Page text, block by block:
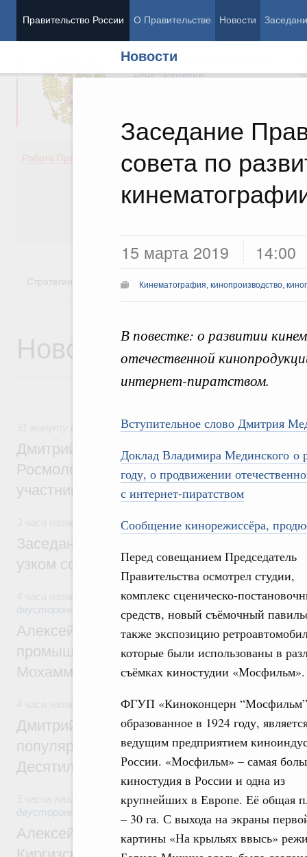
Правительство России О Правительстве Новости
Новости
Заседание
совета по
15 марта 2019 14:00
Кинематография, кинопроизводство,
В повестке: о развитии
отечественной
интернет-пиратством.
Вступительное слово Дмитрия
Доклад Владимира Мединского о
году, о продвижении
с интернет-пиратством
Сообщение кинорежиссёра,
Перед совещанием Председатель
Правительства осмотрел студии,
комплекс сценическо-
средств, новый съёмочный
также экспозицию
которые были использованы в
съёмках киностудии «Мосфильм».
ФГУП «Киноконцерн
образованное в 1924 году,
ведущим предприятием
России. «Мосфильм» – самая
киностудия в России и одна из
крупнейших в Европе. Её общая
– 30 га. С выхода на экраны
картины «На крыльях ввысь»
Председатель Правительства
Вице-премьеры
Работа Правительства
Демография
Здоровье
Культура
Стратегии Государственные программы
Новости
Молодёжная политика
Дмитрий Чернышенко, Сергей Кравцов и
Росмолодёжи Григорий Гуров
участников проекта «Кольцо открытий»
Евразийский экономический союз.
Заседание Евразийского
узком составе
Экономические отношения с зарубежными
двусторонней основе
Алексей Оверчук провёл рабочую
промышленности, недропользования и
Мохаммадом Атабаком
Внутренний и въездной туризм
Дмитрий Чернышенко: Порядка 110
популярного туризма в 35 регионах
Десятилетия науки и технологий
Экономические и гуманитарные
двусторонней основе
Алексей Оверчук принял участие в